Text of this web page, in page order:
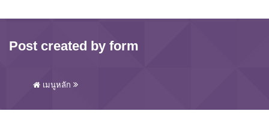
Post created by form
เมนูหลัก